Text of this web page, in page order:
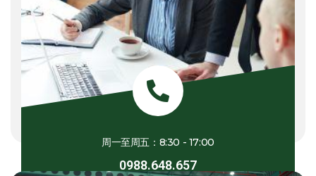
周一至周五：8:30 - 17:00
0988.648.657